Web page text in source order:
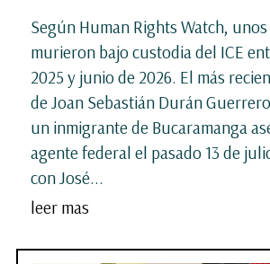
Según Human Rights Watch,
murieron bajo custodia del ICE
2025 y junio de 2026. El más
de Joan Sebastián Durán
un inmigrante de Bucaramanga
agente federal el pasado 13 de
con José...
leer mas